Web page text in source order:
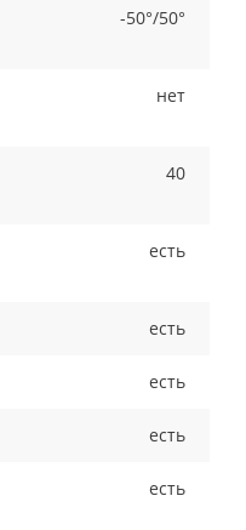
-50°/50°
нет
40
есть
есть
есть
есть
есть